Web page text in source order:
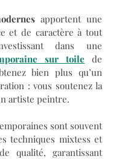
apportent une
et de caractère à tout
sur toile de
bien plus qu’un
: vous soutenez la
artiste peintre.
sont souvent
techniques mixtess et
qualité, garantissant